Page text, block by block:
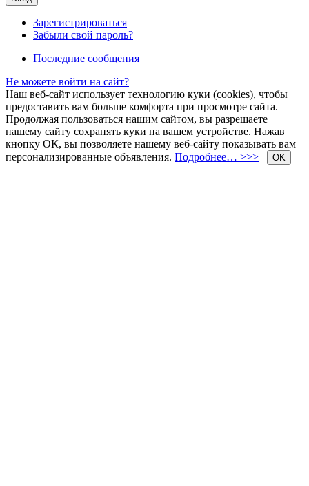
Зарегистрироваться
Забыли свой пароль?
Последние сообщения
Не можете войти на сайт?
Наш веб-сайт использует технологию куки (cookies), чтобы
предоставить вам больше комфорта при просмотре сайта.
Продолжая пользоваться нашим сайтом, вы разрешаете
нашему сайту сохранять куки на вашем устройстве. Нажав
кнопку ОК, вы позволяете нашему веб-сайту показывать вам
персонализированные объявления. Подробнее… >>> OK